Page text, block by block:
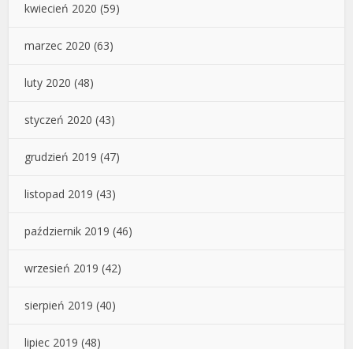
kwiecień 2020 (59)
marzec 2020 (63)
luty 2020 (48)
styczeń 2020 (43)
grudzień 2019 (47)
listopad 2019 (43)
październik 2019 (46)
wrzesień 2019 (42)
sierpień 2019 (40)
lipiec 2019 (48)